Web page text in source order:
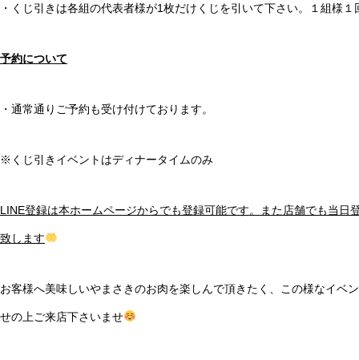
・くじ引きは各組の代表者様が1枚だけくじを引いて下さい。１組様１
予約について
・通常通りご予約も受け付けております。
※くじ引きイベントはディナータイムのみ
LINE登録は本ホームページからでも登録可能です。また店舗でも当
致します
お客様へ美味しいやまさきのお肉を楽しんで頂きたく、この様なイベ
せの上ご来店下さいませ